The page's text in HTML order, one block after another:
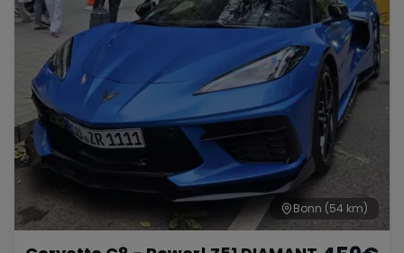
Bentley Rolls Royce Aston Martin
Bugatti Lotus Maserati
Range Rover Bonn (54 km)